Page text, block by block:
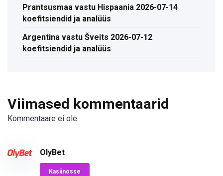
Prantsusmaa vastu Hispaania 2026-07-14
koefitsiendid ja analüüs
Argentina vastu Šveits 2026-07-12
koefitsiendid ja analüüs
Viimased kommentaarid
Kommentaare ei ole.
OlyBet
Kasiinosse